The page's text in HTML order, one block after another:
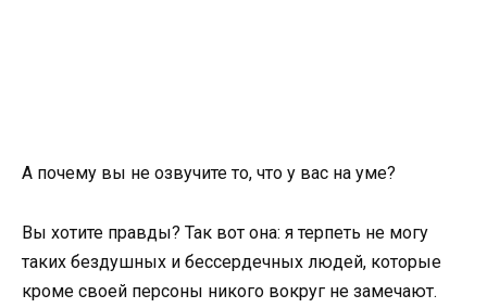
А почему вы не озвучите то, что у вас на уме?
Вы хотите правды? Так вот она: я терпеть не могу
таких бездушных и бессердечных людей, которые
кроме своей персоны никого вокруг не замечают.